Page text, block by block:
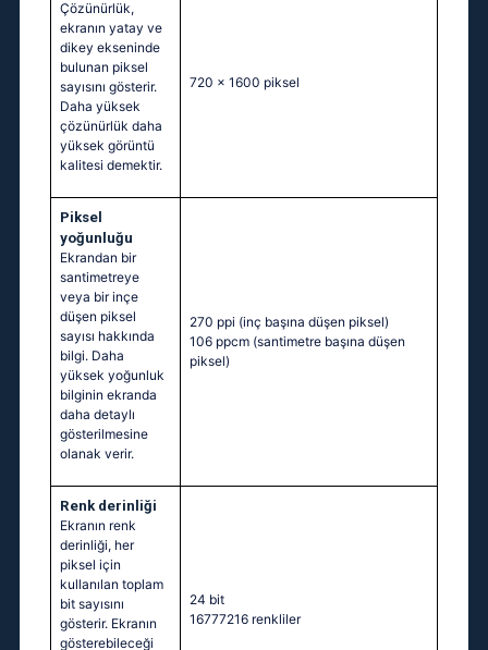
Çözünürlük,
ekranın yatay ve
dikey ekseninde
bulunan piksel
sayısını gösterir.
Daha yüksek
çözünürlük daha
yüksek görüntü
kalitesi demektir.
720 x 1600 piksel
Piksel
yoğunluğu
Ekrandan bir
santimetreye
veya bir inçe
düşen piksel
sayısı hakkında
bilgi. Daha
yüksek yoğunluk
bilginin ekranda
daha detaylı
gösterilmesine
olanak verir.
270 ppi (inç başına düşen piksel)
106 ppcm (santimetre başına düşen
piksel)
Renk derinliği
Ekranın renk
derinliği, her
piksel için
kullanılan toplam
bit sayısını
gösterir. Ekranın
gösterebileceği
24 bit
16777216 renkliler